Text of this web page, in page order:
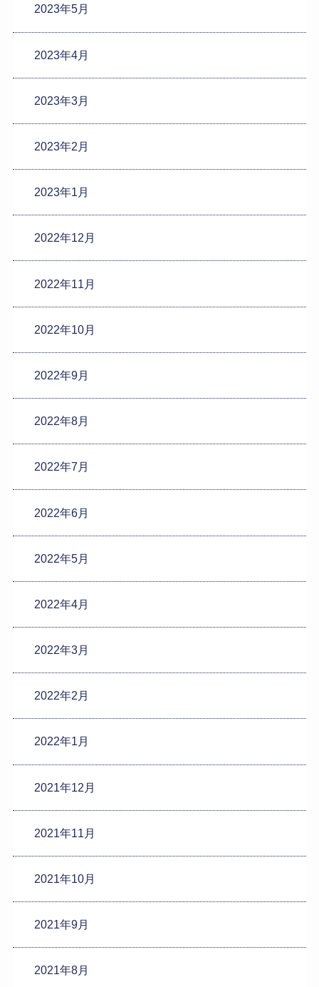
2023年5月
2023年4月
2023年3月
2023年2月
2023年1月
2022年12月
2022年11月
2022年10月
2022年9月
2022年8月
2022年7月
2022年6月
2022年5月
2022年4月
2022年3月
2022年2月
2022年1月
2021年12月
2021年11月
2021年10月
2021年9月
2021年8月